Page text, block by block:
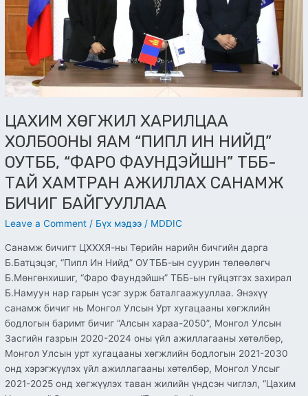
ЦАХИМ ХӨГЖИЛ ХАРИЛЦАА
ХОЛБООНЫ ЯАМ “ПИПЛ ИН НИЙД”
ОУТББ, “ФАРО ФАУНДЭЙШН” ТББ-
ТАЙ ХАМТРАН АЖИЛЛАХ САНАМЖ
БИЧИГ БАЙГУУЛЛАА
Leave a Comment / Бүх мэдээ / MDDIC
Санамж бичигт ЦХХХЯ-ны Төрийн нарийн бичгийн дарга
Б.Батцэцэг, “Пипл Ин Нийд” ОУТББ-ын суурин төлөөлөгч
Б.Мөнгөнхишиг, “Фаро Фаундэйшн” ТББ-ын гүйцэтгэх захирал
Б.Намуун нар гарын үсэг зурж баталгаажууллаа. Энэхүү
санамж бичиг нь Монгол Улсын Урт хугацааны хөгжлийн
бодлогын баримт бичиг “Алсын хараа-2050”, Монгол Улсын
Засгийн газрын 2020-2024 оны үйл ажиллагааны хөтөлбөр,
Монгол Улсын урт хугацааны хөгжлийн бодлогын 2021-2030
онд хэрэгжүүлэх үйл ажиллагааны хөтөлбөр, Монгол Улсыг
2021-2025 онд хөгжүүлэх таван жилийн үндсэн чиглэл, “Цахим
НИЙД”
ОУТББ,
“ФАРО
ФАУНДЭЙШН”
ТББ-
ТАЙ
ХАМТРАН
САНАМЖ
БИЧИГ
БАЙГУУЛЛАА